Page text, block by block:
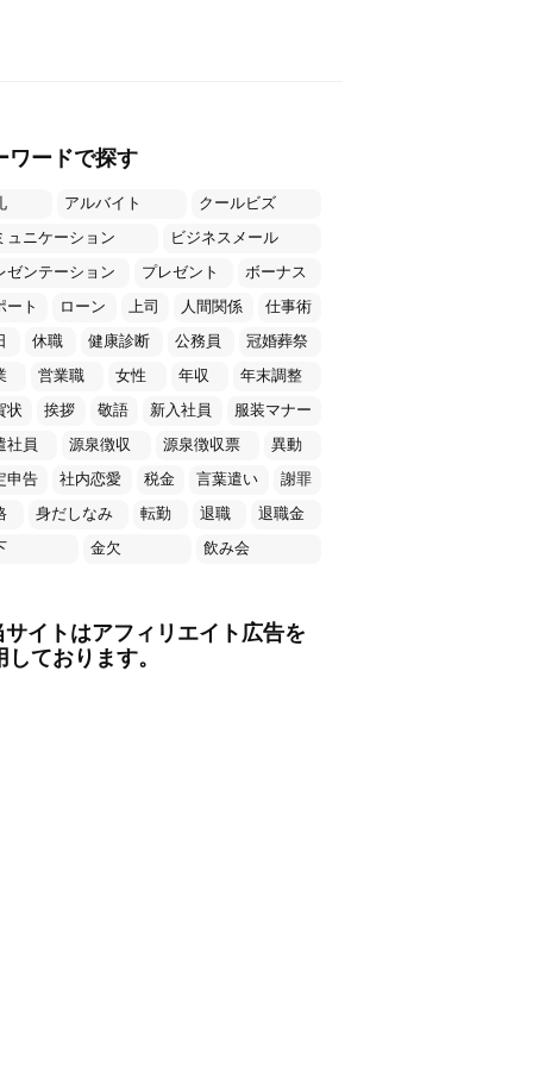
ワードで探す
アルバイト
クールビズ
ュニケーション
ビジネスメール
ゼンテーション
プレゼント
ボーナス
ート
ローン 上司 人間関係
仕事術
休職 健康診断 公務員
冠婚葬祭
営業職 女性 年収
年末調整
状
挨拶 敬語 新入社員
服装マナー
社員
源泉徴収 源泉徴収票
異動
申告
社内恋愛 税金 言葉遣い
謝罪
身だしなみ 転勤 退職
退職金
金欠 飲み会
イトはアフィリエイト広告を
しております。